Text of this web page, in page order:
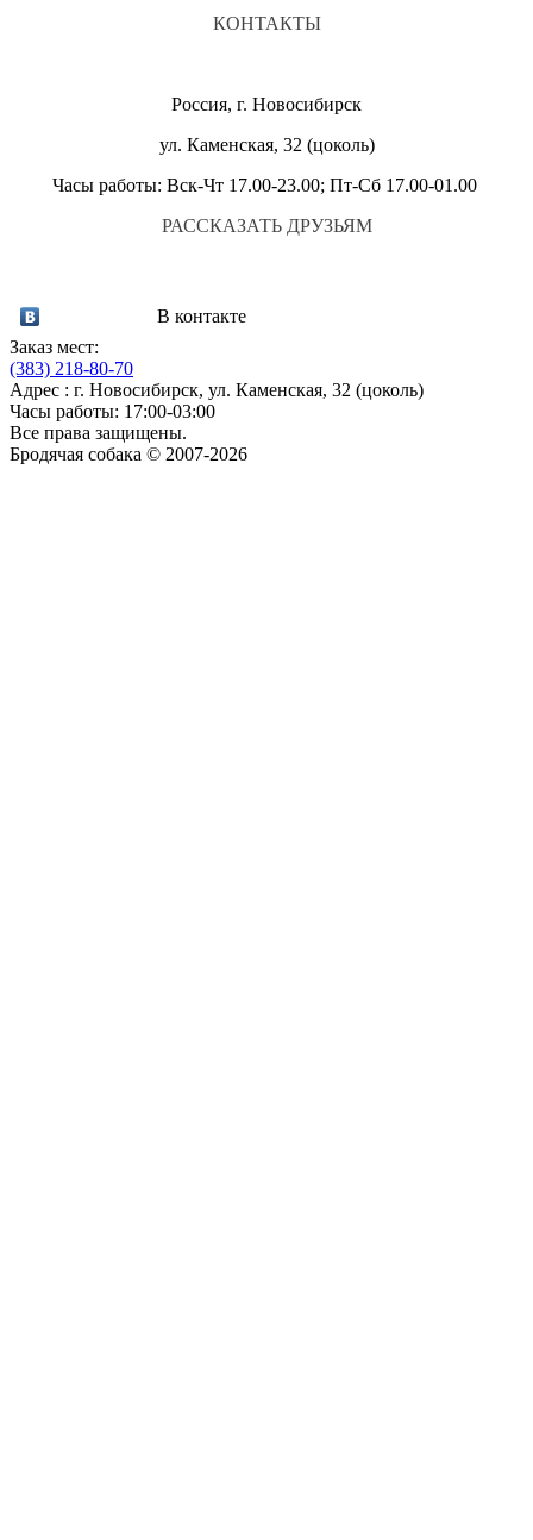
КОНТАКТЫ
Россия, г. Новосибирск
ул. Каменская, 32 (цоколь)
Часы работы: Вск-Чт 17.00-23.00; Пт-Сб 17.00-01.00
РАССКАЗАТЬ ДРУЗЬЯМ
В контакте
Заказ мест:
(383) 218-80-70
Адрес : г. Новосибирск, ул. Каменская, 32 (цоколь)
Часы работы: 17:00-03:00
Все права защищены.
Бродячая собака © 2007-2026